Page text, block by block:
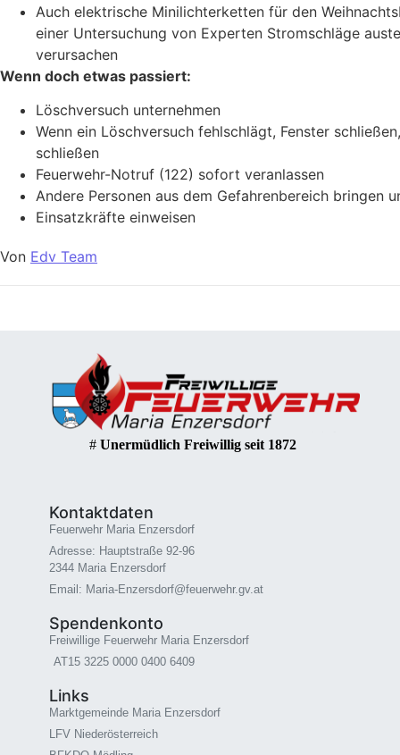
Auch elektrische Minilichterketten für den
einer Untersuchung von Experten Stromschläge
verursachen
Wenn doch etwas passiert:
Löschversuch unternehmen
Wenn ein Löschversuch fehlschlägt, Fenster
schließen
Feuerwehr-Notruf (122) sofort veranlassen
Andere Personen aus dem Gefahrenbereich bringen
Einsatzkräfte einweisen
Von Edv Team
# Unermüdlich Freiwillig seit 1872
Kontaktdaten
Feuerwehr Maria Enzersdorf
Adresse: Hauptstraße 92-96
2344 Maria Enzersdorf
Email: Maria-Enzersdorf@feuerwehr.gv.at
Spendenkonto
Freiwillige Feuerwehr Maria Enzersdorf
AT15 3225 0000 0400 6409
Links
Marktgemeinde Maria Enzersdorf
LFV Niederösterreich